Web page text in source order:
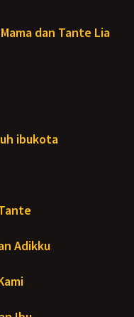
dan Tante Lia
ibukota
Adikku